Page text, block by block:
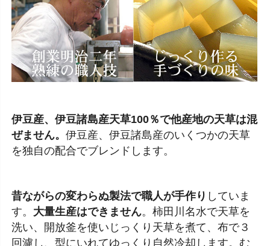
伊豆産、伊豆諸島産天草100％で他産地の天草は混
ぜません。 伊豆産、伊豆諸島産のいくつかの天草
を独自の配合でブレンドします。
昔ながらの変わらぬ製法で職人が手作り していま
す。 大量生産はできません。柿田川名水で天草を
洗い、開放釜を使いじっくり天草を煮て、布で３
回濾し、型にいれてゆっくり自然冷却します。む